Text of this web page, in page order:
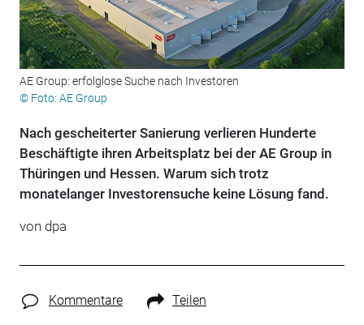
AE Group: erfolglose Suche nach Investoren
© Foto: AE Group
Nach gescheiterter Sanierung verlieren Hunderte
Beschäftigte ihren Arbeitsplatz bei der AE Group in
Thüringen und Hessen. Warum sich trotz
monatelanger Investorensuche keine Lösung fand.
von dpa
Kommentare Teilen